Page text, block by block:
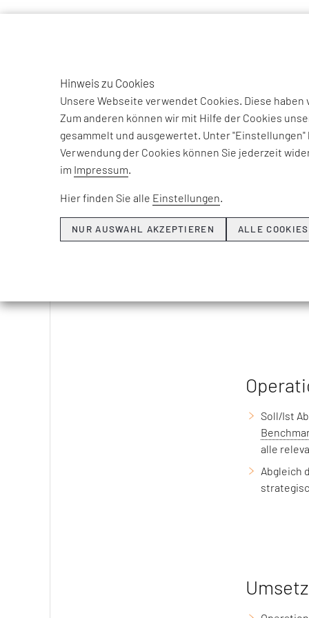
Soll/Ist
alle
Abgleich
Hinweis zu Cookies
Unsere Webseite verwendet Cookies. Diese
Zum anderen können wir mit Hilfe der Cookies
gesammelt und ausgewertet. Unter
Verwendung der Cookies können Sie jederzeit
im Impressum.
Hier finden Sie alle Einstellungen.
NUR AUSWAHL AKZEPTIEREN ALLE